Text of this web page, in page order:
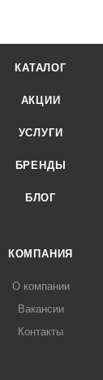
КАТАЛОГ
АКЦИИ
УСЛУГИ
БРЕНДЫ
БЛОГ
КОМПАНИЯ
О компании
Вакансии
Контакты